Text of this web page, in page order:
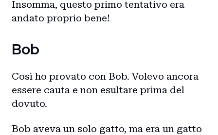
Insomma, questo primo tentativo era
andato proprio bene!
Bob
Così ho provato con Bob. Volevo ancora
essere cauta e non esultare prima del
dovuto.
Bob aveva un solo gatto, ma era un gatto